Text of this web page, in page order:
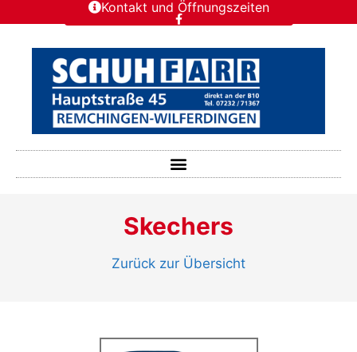
Kontakt und Öffnungszeiten
Skechers
Zurück zur Übersicht